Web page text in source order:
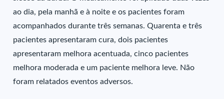
ao dia, pela manhã e à noite e os pacientes foram
acompanhados durante três semanas. Quarenta e três
pacientes apresentaram cura, dois pacientes
apresentaram melhora acentuada, cinco pacientes
melhora moderada e um paciente melhora leve. Não
foram relatados eventos adversos.